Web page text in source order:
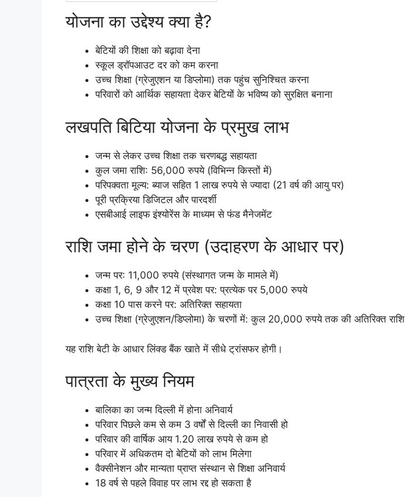
योजना का उद्देश्य क्या है?
बेटियों की शिक्षा को बढ़ावा देना
स्कूल ड्रॉपआउट दर को कम करना
उच्च शिक्षा (ग्रेजुएशन या डिप्लोमा) तक पहुंच सुनिश्चित करना
परिवारों को आर्थिक सहायता देकर बेटियों के भविष्य को सुरक्षित बनाना
लखपति बिटिया योजना के प्रमुख लाभ
जन्म से लेकर उच्च शिक्षा तक चरणबद्ध सहायता
कुल जमा राशि: 56,000 रुपये (विभिन्न किस्तों में)
परिपक्वता मूल्य: ब्याज सहित 1 लाख रुपये से ज्यादा (21 वर्ष की आयु पर)
पूरी प्रक्रिया डिजिटल और पारदर्शी
एसबीआई लाइफ इंश्योरेंस के माध्यम से फंड मैनेजमेंट
राशि जमा होने के चरण (उदाहरण के आधार पर)
जन्म पर: 11,000 रुपये (संस्थागत जन्म के मामले में)
कक्षा 1, 6, 9 और 12 में प्रवेश पर: प्रत्येक पर 5,000 रुपये
कक्षा 10 पास करने पर: अतिरिक्त सहायता
उच्च शिक्षा (ग्रेजुएशन/डिप्लोमा) के चरणों में: कुल 20,000 रुपये तक की अतिरिक्त राशि
यह राशि बेटी के आधार लिंक्ड बैंक खाते में सीधे ट्रांसफर होगी।
पात्रता के मुख्य नियम
बालिका का जन्म दिल्ली में होना अनिवार्य
परिवार पिछले कम से कम 3 वर्षों से दिल्ली का निवासी हो
परिवार की वार्षिक आय 1.20 लाख रुपये से कम हो
परिवार में अधिकतम दो बेटियों को लाभ मिलेगा
वैक्सीनेशन और मान्यता प्राप्त संस्थान से शिक्षा अनिवार्य
18 वर्ष से पहले विवाह पर लाभ रद्द हो सकता है